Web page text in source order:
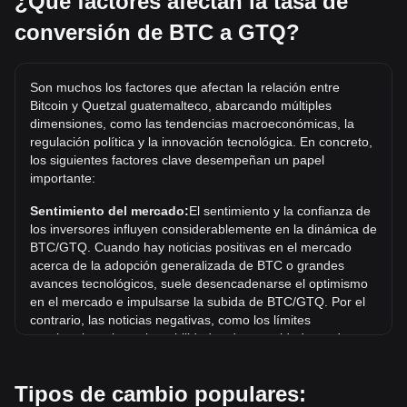
BTC tienen un costo estimado de 2,474,966.98GTQ.
¿Cuál es el precio más alto de BTC/GTQ en la
El precio máximo histórico de 1 BTC en GTQ es
Q962,752.46. Queda por ver si el valor de 1 BTC/GTQ
superará el máximo histórico actual.
¿Cuál es la tendencia del precio de en GTQ?
En los últimos 7 días, el tipo de cambio de Bitcoin (BTC)
aumentó un 3.17%. Durante el último mes, el tipo de
cambio de Bitcoin (BTC) aumentó un 4.30% frente a
Quetzal guatemalteco (GTQ).
conversión de BTC a GTQ?
Son muchos los factores que afectan la relación entre
Bitcoin y Quetzal guatemalteco, abarcando múltiples
dimensiones, como las tendencias macroeconómicas, la
regulación política y la innovación tecnológica. En concreto,
los siguientes factores clave desempeñan un papel
importante:
Sentimiento del mercado:El sentimiento y la confianza de
los inversores influyen considerablemente en la dinámica de
BTC/GTQ. Cuando hay noticias positivas en el mercado
acerca de la adopción generalizada de BTC o grandes
avances tecnológicos, suele desencadenarse el optimismo
en el mercado e impulsarse la subida de BTC/GTQ. Por el
contrario, las noticias negativas, como los límites
regulatorios y las vulnerabilidades de seguridad, pueden
Tipos de cambio populares: